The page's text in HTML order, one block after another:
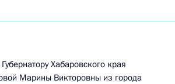
Хабаровского края
Марины Викторовны из города